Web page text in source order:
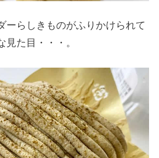
ーらしきものがふりかけられて
た目・・・。